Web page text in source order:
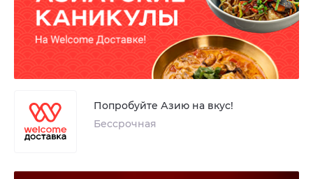
Попробуйте Азию на вкус!
Бессрочная